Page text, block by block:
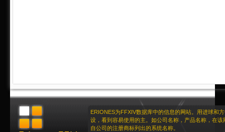
ERIONES为FFXIV数据库中的信息的网站。用进球和
设，看到容易使用的主。如公司名称，产品名称，在该
自公司的注册商标列出的系统名称。